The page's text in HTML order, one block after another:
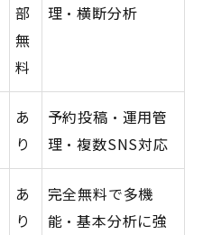
部
無
料
理・横断分析
あ
り
予約投稿・運用管
理・複数SNS対応
あ
り
完全無料で多機
能・基本分析に強